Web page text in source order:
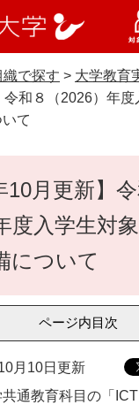
ニ
ュ
ー
さま
受験生特設サイト
WEB版大学案内
資料請求
交通アクセス
文簡体 中文繁体
す
科
国際交流
織で探す > 大学教育
和８（2026）年
て
10月更新】
度入学生対
について
ページ内目次
月10日更新
通教育科目の「